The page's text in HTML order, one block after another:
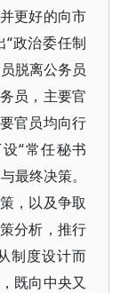
更好的向市
政治委任制
脱离公务员
员，主要官
官员均向行
“常任秘书
最终决策。
，以及争取
分析，推行
制度设计而
既向中央又